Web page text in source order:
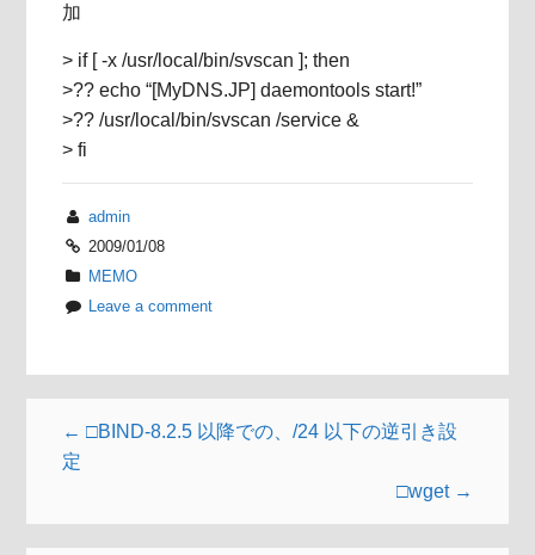
加
> if [ -x /usr/local/bin/svscan ]; then
>?? echo “[MyDNS.JP] daemontools start!”
>?? /usr/local/bin/svscan /service &
> fi
admin
2009/01/08
MEMO
Leave a comment
← □BIND-8.2.5 以降での、/24 以下の逆引き設
定
□wget →